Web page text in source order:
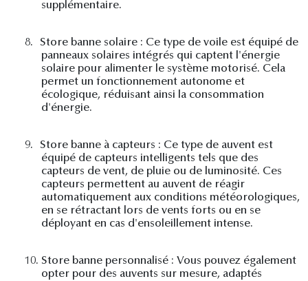
supplémentaire.
8.
Store banne solaire : Ce type de voile est équipé de
panneaux solaires intégrés qui captent l'énergie
solaire pour alimenter le système motorisé. Cela
permet un fonctionnement autonome et
écologique, réduisant ainsi la consommation
d'énergie.
9.
Store banne à capteurs : Ce type de auvent est
équipé de capteurs intelligents tels que des
capteurs de vent, de pluie ou de luminosité. Ces
capteurs permettent au auvent de réagir
automatiquement aux conditions météorologiques,
en se rétractant lors de vents forts ou en se
déployant en cas d'ensoleillement intense.
10. Store banne personnalisé : Vous pouvez également
opter pour des auvents sur mesure, adaptés